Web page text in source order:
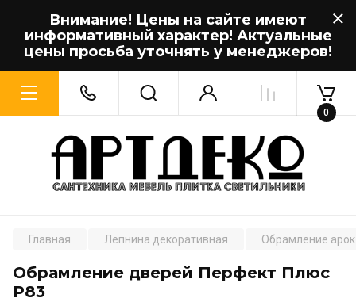
Внимание! Цены на сайте имеют
информативный характер! Актуальные
цены просьба уточнять у менеджеров!
0
Главная Лепнина декоративная Обрамление
Обрамление дверей Перфект Плюс
P83